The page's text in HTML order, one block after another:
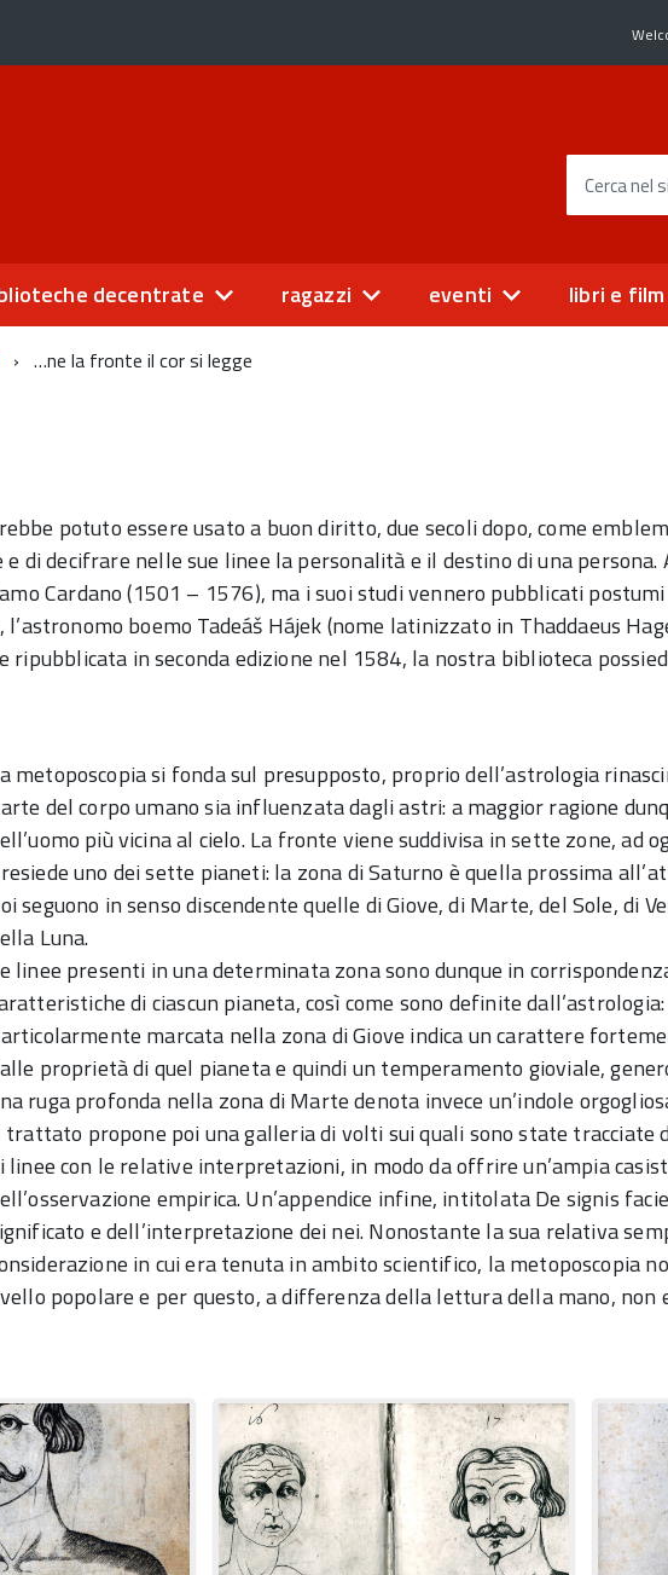
Cerca nel
decentrate ragazzi eventi
libri e
…ne la fronte il cor si legge
potuto essere usato a buon diritto, due secoli dopo, come
di decifrare nelle sue linee la personalità e il destino di una
Cardano (1501 – 1576), ma i suoi studi vennero pubblicati
boemo Tadeáš Hájek (nome latinizzato in Thaddaeus
in seconda edizione nel 1584, la nostra biblioteca
metoposcopia si fonda sul presupposto, proprio dell’astrologia
del corpo umano sia influenzata dagli astri: a maggior ragione
più vicina al cielo. La fronte viene suddivisa in sette zone, ad
uno dei sette pianeti: la zona di Saturno è quella prossima
seguono in senso discendente quelle di Giove, di Marte, del Sole, di
Luna.
linee presenti in una determinata zona sono dunque in
di ciascun pianeta, così come sono definite
marcata nella zona di Giove indica un carattere
proprietà di quel pianeta e quindi un temperamento gioviale,
ruga profonda nella zona di Marte denota invece un’indole
trattato propone poi una galleria di volti sui quali sono state tracciate
linee con le relative interpretazioni, in modo da offrire un’ampia
empirica. Un’appendice infine, intitolata De signis
e dell’interpretazione dei nei. Nonostante la sua relativa
in cui era tenuta in ambito scientifico, la metoposcopia
popolare e per questo, a differenza della lettura della mano, non